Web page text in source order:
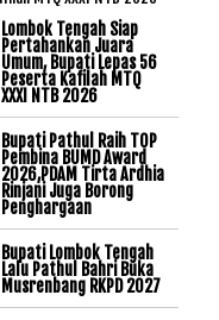
Lombok Tengah Siap
Pertahankan Juara
Umum, Bupati Lepas 56
Peserta Kafilah MTQ
XXXI NTB 2026
Bupati Pathul Raih TOP
Pembina BUMD Award
2026,PDAM Tirta Ardhia
Rinjani Juga Borong
Penghargaan
Bupati Lombok Tengah
Lalu Pathul Bahri Buka
Musrenbang RKPD 2027